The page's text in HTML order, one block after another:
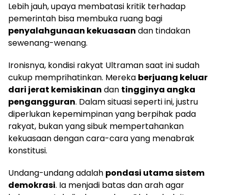
Lebih jauh, upaya membatasi kritik terhadap
pemerintah bisa membuka ruang bagi
penyalahgunaan kekuasaan dan tindakan
sewenang-wenang.
Ironisnya, kondisi rakyat Ultraman saat ini sudah
cukup memprihatinkan. Mereka berjuang keluar
dari jerat kemiskinan dan tingginya angka
pengangguran. Dalam situasi seperti ini, justru
diperlukan kepemimpinan yang berpihak pada
rakyat, bukan yang sibuk mempertahankan
kekuasaan dengan cara-cara yang menabrak
konstitusi.
Undang-undang adalah pondasi utama sistem
demokrasi. Ia menjadi batas dan arah agar